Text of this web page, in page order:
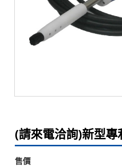
(請來電洽詢)新型
售價